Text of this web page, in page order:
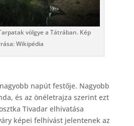
völgye a Tátrában. Kép
Wikipédia
napút festője. Nagyobb
és az önéletrajza szerint ezt
Tivadar elhivatása
képei felhívást jelentenek az